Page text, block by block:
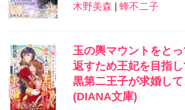
木野美森 蜂不二子
玉の輿マウントをと
返すため王妃を目指
黒第二王子が求婚し
(DIANA文庫)